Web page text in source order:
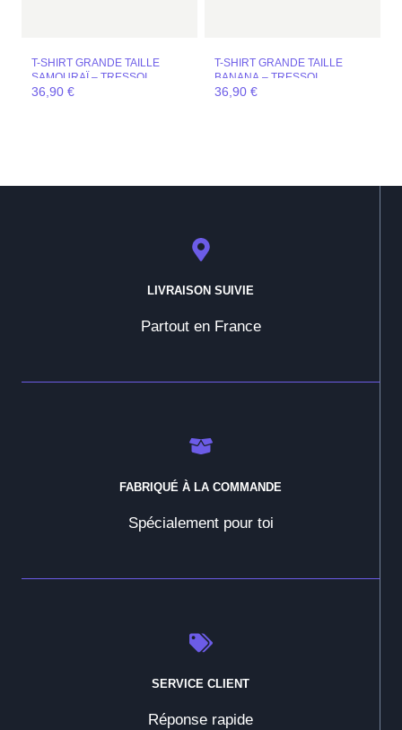
T-SHIRT GRANDE TAILLE
SAMOURAÏ – TRESSOI
36,90 €
T-SHIRT GRANDE TAILLE
BANANA – TRESSOI
36,90 €
LIVRAISON SUIVIE
Partout en France
FABRIQUÉ À LA COMMANDE
Spécialement pour toi
SERVICE CLIENT
Réponse rapide